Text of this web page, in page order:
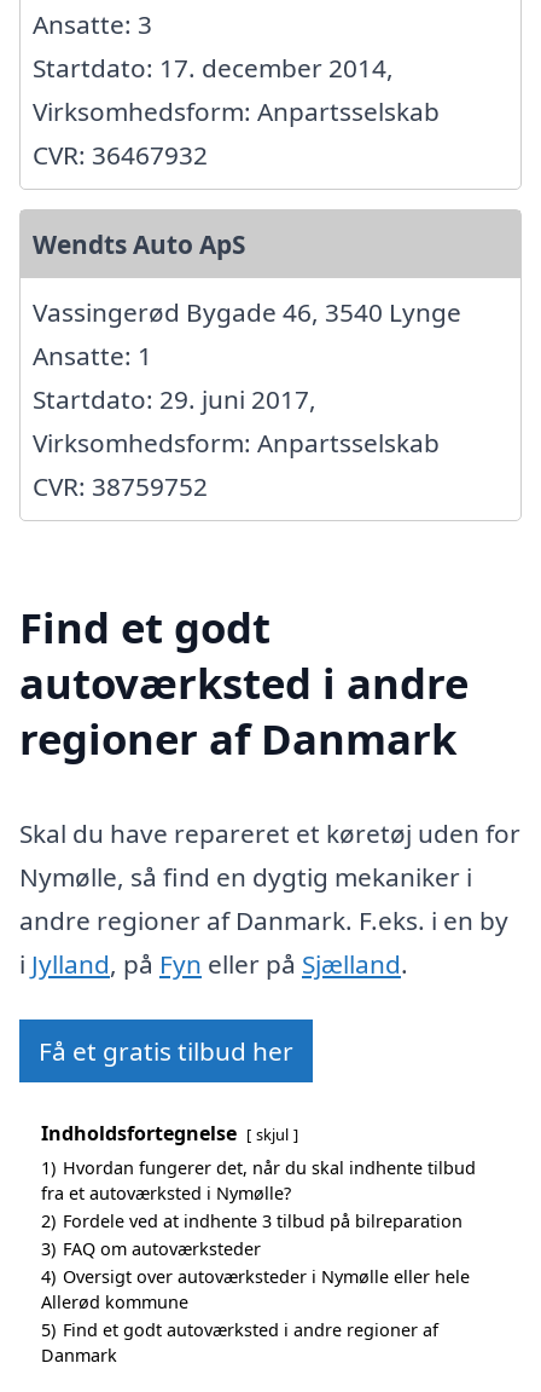
Ansatte: 3
Startdato: 17. december 2014,
Virksomhedsform: Anpartsselskab
CVR: 36467932
Wendts Auto ApS
Vassingerød Bygade 46, 3540 Lynge
Ansatte: 1
Startdato: 29. juni 2017,
Virksomhedsform: Anpartsselskab
CVR: 38759752
Find et godt
autoværksted i andre
regioner af Danmark
Skal du have repareret et køretøj uden for
Nymølle, så find en dygtig mekaniker i
andre regioner af Danmark. F.eks. i en by
i Jylland, på Fyn eller på Sjælland.
Få et gratis tilbud her
Indholdsfortegnelse skjul
1) Hvordan fungerer det, når du skal indhente tilbud
fra et autoværksted i Nymølle?
2) Fordele ved at indhente 3 tilbud på bilreparation
3) FAQ om autoværksteder
4) Oversigt over autoværksteder i Nymølle eller hele
Allerød kommune
5) Find et godt autoværksted i andre regioner af
Danmark